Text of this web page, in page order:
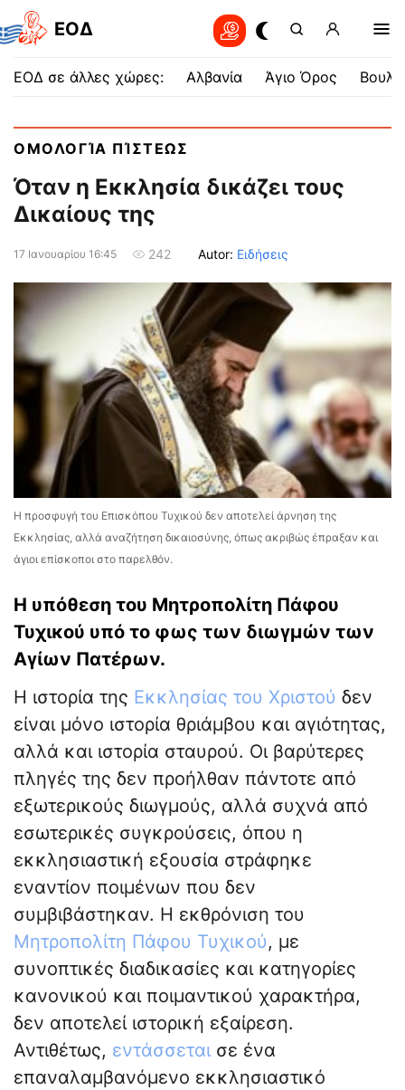
EOΔ
ΕΟΔ σε άλλες χώρες: Αλβανία Άγιο Όρος
ΟΜΟΛΟΓΊΑ ΠΊΣΤΕΩΣ
Όταν η Εκκλησία δικάζει τους
Δικαίους της
17 Ιανουαρίου 16:45 242 Autor: Ειδήσεις
Η προσφυγή του Επισκόπου Τυχικού δεν αποτελεί άρνηση της
Εκκλησίας, αλλά αναζήτηση δικαιοσύνης, όπως ακριβώς έπραξαν και
άγιοι επίσκοποι στο παρελθόν.
Η υπόθεση του Μητροπολίτη Πάφου
Τυχικού υπό το φως των διωγμών των
Αγίων Πατέρων.
Η ιστορία της Εκκλησίας του Χριστού δεν
είναι μόνο ιστορία θριάμβου και αγιότητας,
αλλά και ιστορία σταυρού. Οι βαρύτερες
πληγές της δεν προήλθαν πάντοτε από
εξωτερικούς διωγμούς, αλλά συχνά από
εσωτερικές συγκρούσεις, όπου η
εκκλησιαστική εξουσία στράφηκε
εναντίον ποιμένων που δεν
συμβιβάστηκαν. Η εκθρόνιση του
Μητροπολίτη Πάφου Τυχικού, με
συνοπτικές διαδικασίες και κατηγορίες
κανονικού και ποιμαντικού χαρακτήρα,
δεν αποτελεί ιστορική εξαίρεση.
Αντιθέτως, εντάσσεταισε ένα
επαναλαμβανόμενο εκκλησιαστικό